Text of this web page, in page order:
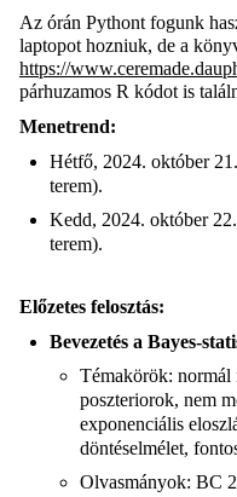
Az órán Pythont fogunk
laptopot hozniuk, de a
https://
párhuzamos R kódot is
Menetrend:
Hétfő, 2024. október
terem).
Kedd, 2024. október
terem).
Előzetes felosztás:
Bevezetés a Bayes-
Témakörök: normál
poszteriorok, nem
exponenciális
döntéselmélet,
Olvasmányok: BC